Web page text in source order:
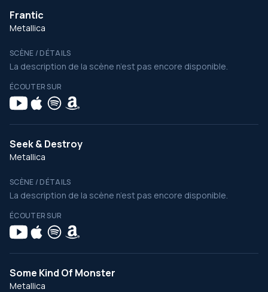
Frantic
Metallica
SCÈNE / DÉTAILS
La description de la scène n’est pas encore disponible.
ÉCOUTER SUR
Seek & Destroy
Metallica
SCÈNE / DÉTAILS
La description de la scène n’est pas encore disponible.
ÉCOUTER SUR
Some Kind Of Monster
Metallica